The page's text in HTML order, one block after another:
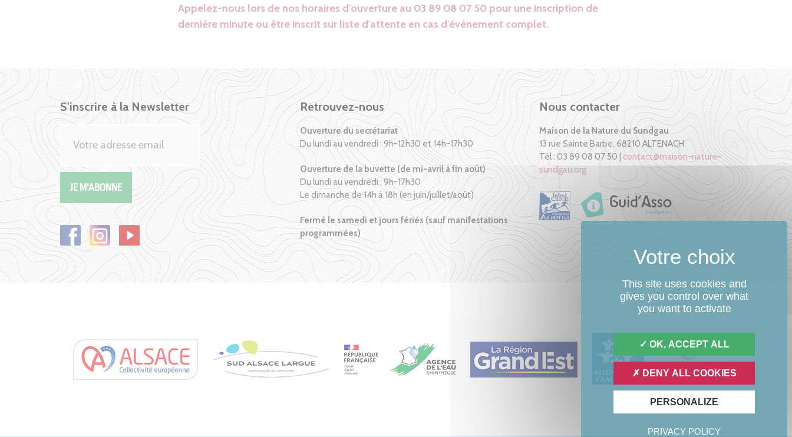
Appelez-nous lors de nos horaires d'ouverture au 03 89 08 07 50 pour une inscription de
dernière minute ou être inscrit sur liste d'attente en cas d'évènement complet.
S'inscrire à la Newsletter Retrouvez-nous
Ouverture du secrétariat
Du lundi au vendredi : 9h-12h30 et 14h-17h30
Ouverture de la buvette (de mi-avril à fin août)
Du lundi au vendredi : 9h-17h30
Le dimanche de 14h à 18h (en juin/juillet/août)
Fermé le samedi et jours fériés (sauf manifestations
programmées)
Nous contacter
Maison de la Nature du Sundgau
13 rue Sainte Barbe, 68210 ALTENACH
Tél : 03 89 08 07 50 |contact@maison-nature-
sundgau.org
This site uses cookies and
gives you control over what
you want to activate
OK, ACCEPT ALL
DENY ALL COOKIES
PERSONALIZE
PRIVACY POLICY